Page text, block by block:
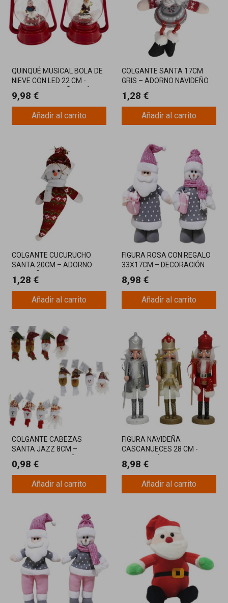
QUINQUÉ MUSICAL BOLA DE
NIEVE CON LED 22 CM -
9,98 €
Añadir al carrito
COLGANTE SANTA 17CM
GRIS – ADORNO NAVIDEÑO
DECORACIÓN FESTIVA
1,28 €
Añadir al carrito
COLGANTE CUCURUCHO
SANTA 20CM – ADORNO
DIVERTIDO
1,28 €
Añadir al carrito
FIGURA ROSA CON REGALO
33X17CM – DECORACIÓN
ACOGEDORA
8,98 €
Añadir al carrito
COLGANTE CABEZAS
SANTA JAZZ 8CM –
VARIADOS PARA DECORAR
0,98 €
Añadir al carrito
FIGURA NAVIDEÑA
CASCANUECES 28 CM -
SURTIDOS
8,98 €
Añadir al carrito